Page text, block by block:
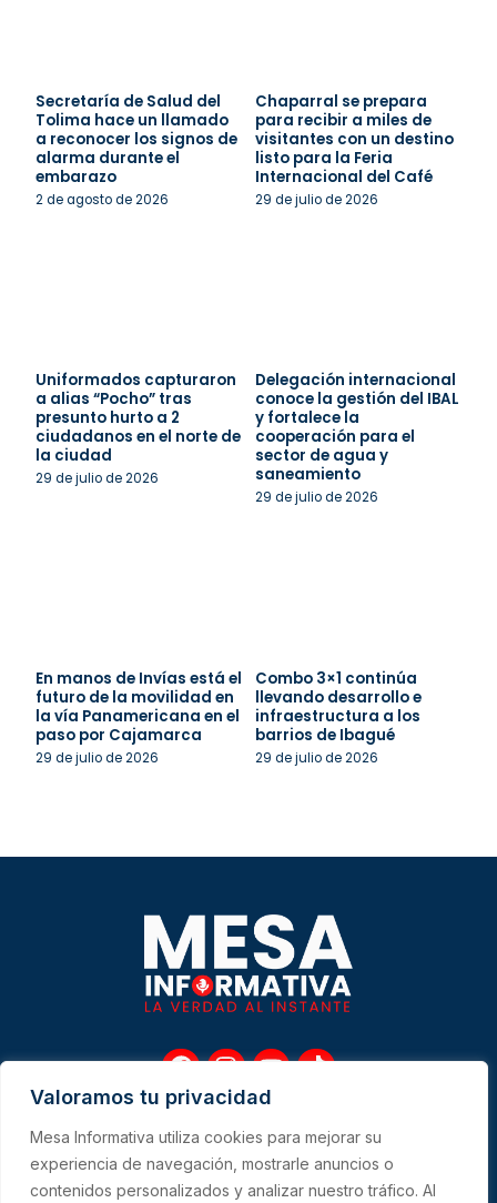
Valoramos tu privacidad
Mesa Informativa utiliza cookies para mejorar su
experiencia de navegación, mostrarle anuncios o
contenidos personalizados y analizar nuestro tráfico. Al
Secretaría de Salud del
Tolima hace un llamado
a reconocer los signos de
alarma durante el
embarazo
2 de agosto de 2026
Chaparral se prepara
para recibir a miles de
visitantes con un destino
listo para la Feria
Internacional del Café
29 de julio de 2026
Uniformados capturaron
a alias “Pocho” tras
presunto hurto a 2
ciudadanos en el norte de
la ciudad
29 de julio de 2026
Delegación internacional
conoce la gestión del IBAL
y fortalece la
cooperación para el
sector de agua y
saneamiento
29 de julio de 2026
En manos de Invías está el
futuro de la movilidad en
la vía Panamericana en el
paso por Cajamarca
29 de julio de 2026
Combo 3×1 continúa
llevando desarrollo e
infraestructura a los
barrios de Ibagué
29 de julio de 2026
F
a
c
e
b
o
I
n
s
t
a
g
Y
u
t
u
b
T
t
o
k